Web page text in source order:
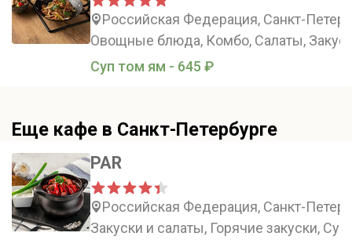
Российская Федерация, Санкт-
Овощные блюда, Комбо, Салаты,
Суп том ям - 645 ₽
Еще кафе в Санкт-Петербурге
PAR
Российская Федерация, Санкт-
Закуски и салаты, Горячие закуски,